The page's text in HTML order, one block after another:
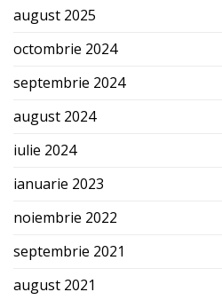
august 2025
octombrie 2024
septembrie 2024
august 2024
iulie 2024
ianuarie 2023
noiembrie 2022
septembrie 2021
august 2021